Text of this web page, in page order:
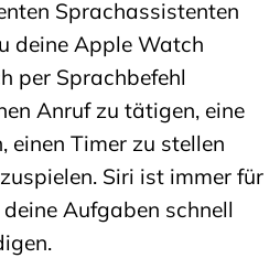
Sprachassistenten
deine Apple Watch
per Sprachbefehl
Anruf zu tätigen, eine
einen Timer zu stellen
Siri ist immer für
Aufgaben schnell